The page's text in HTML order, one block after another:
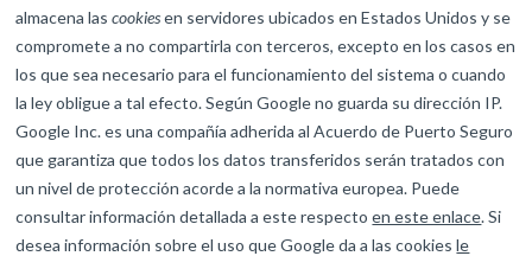
almacena lascookiesen servidores ubicados en Estados Unidos y se
compromete a no compartirla con terceros, excepto en los casos en
los que sea necesario para el funcionamiento del sistema o cuando
la ley obligue a tal efecto. Según Google no guarda su dirección IP.
Google Inc. es una compañía adherida al Acuerdo de Puerto Seguro
que garantiza que todos los datos transferidos serán tratados con
un nivel de protección acorde a la normativa europea. Puede
consultar información detallada a este respectoen este enlace. Si
desea información sobre el uso que Google da a las cookiesle